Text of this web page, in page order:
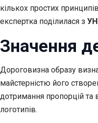
кількох простих
експертка поділилася з
Значення
Дороговизна образу
майстерністю його
дотримання пропорцій та
логотипів.